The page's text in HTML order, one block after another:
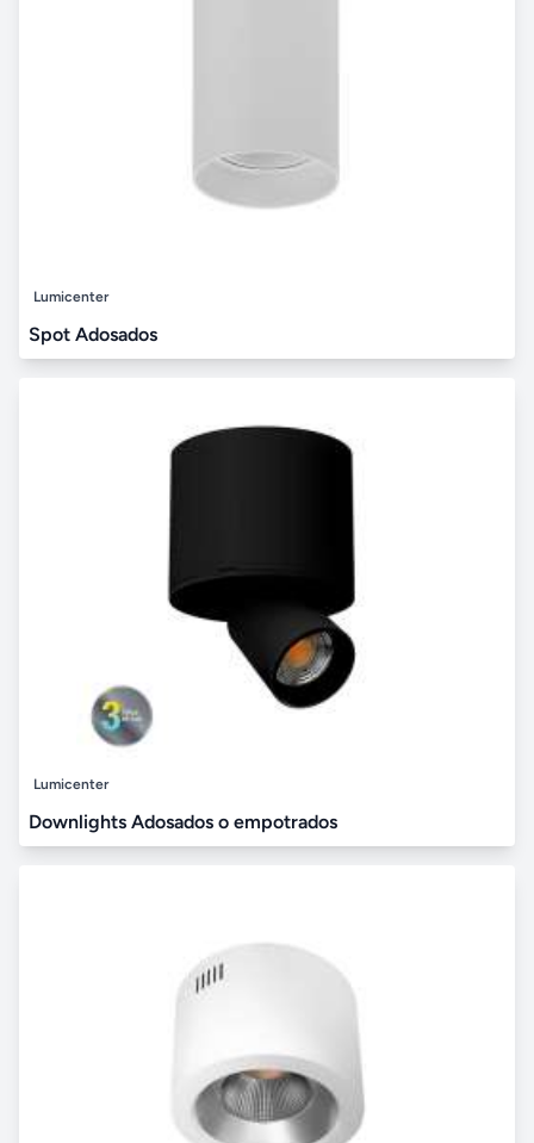
Lumicenter
Spot Adosados
Lumicenter
Downlights Adosados o empotrados